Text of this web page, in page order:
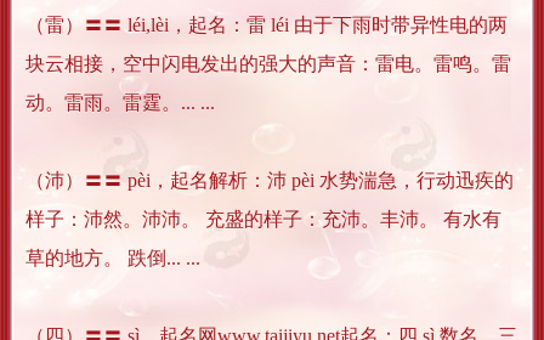
（雷）〓〓 léi,lèi，起名：雷 léi 由于下雨时带异性电的两
块云相接，空中闪电发出的强大的声音：雷电。雷鸣。雷
动。雷雨。雷霆。... ...
（沛）〓〓 pèi，起名解析：沛 pèi 水势湍急，行动迅疾的
样子：沛然。沛沛。 充盛的样子：充沛。丰沛。 有水有
草的地方。 跌倒... ...